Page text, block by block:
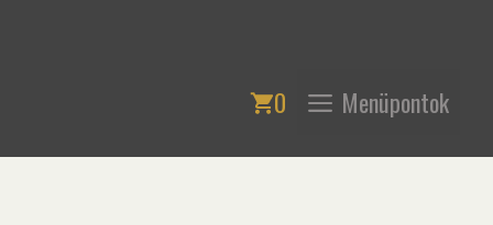
0 Menüpontok